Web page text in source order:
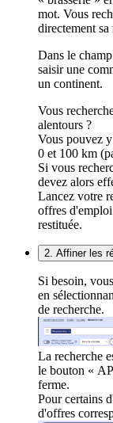
mot. Vous
directement
Dans le
saisir une
un continent.
Vous
alentours ?
Vous pouvez
0 et 100 km
Si vous
devez alors
Lancez votre
offres d'emploi
restituée.
2. Affiner les
Si besoin,
en
de recherche.
La recherche
le bouton «
ferme.
Pour certains
d'offres